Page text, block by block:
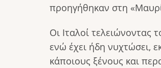
προηγήθηκαν στη
Οι Ιταλοί τελειώνοντας
ενώ έχει ήδη νυχτώσει,
κάποιους ξένους και